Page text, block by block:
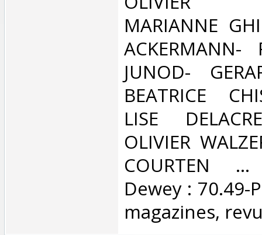
MARIANNE
ACKERMANN-
JUNOD-
BEATRICE
LISE
OLIVIER
COURTEN
Dewey : 70.49-
magazines,